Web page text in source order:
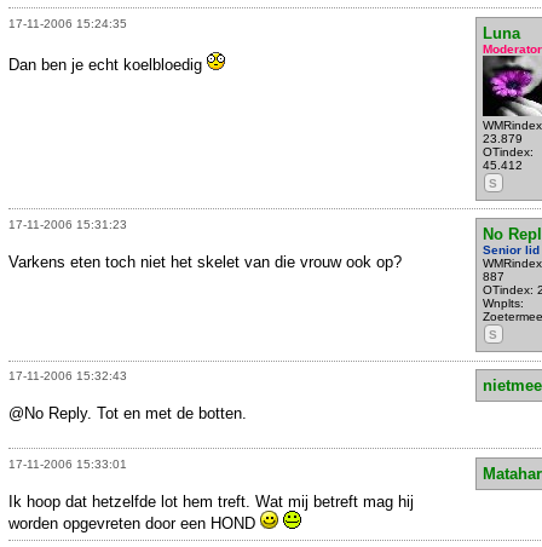
17-11-2006 15:24:35
Luna
Moderator
23.879
OTindex:
45.412
S
Dan ben je echt koelbloedig
17-11-2006 15:31:23
No
Senior lid
887
OTindex:
Wnplts:
S
Varkens eten toch niet het skelet van die vrouw ook op?
17-11-2006 15:32:43
@No Reply. Tot en met de botten.
17-11-2006 15:33:01
Ik hoop dat hetzelfde lot hem treft. Wat mij betreft mag hij
worden opgevreten door een HOND